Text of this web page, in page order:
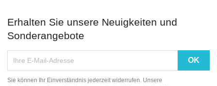
Erhalten Sie unsere Neuigkeiten und
Sonderangebote
Sie können Ihr Einverständnis jederzeit widerrufen. Unsere